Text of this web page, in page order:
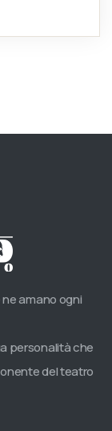
amano ogni
personalità che
del teatro